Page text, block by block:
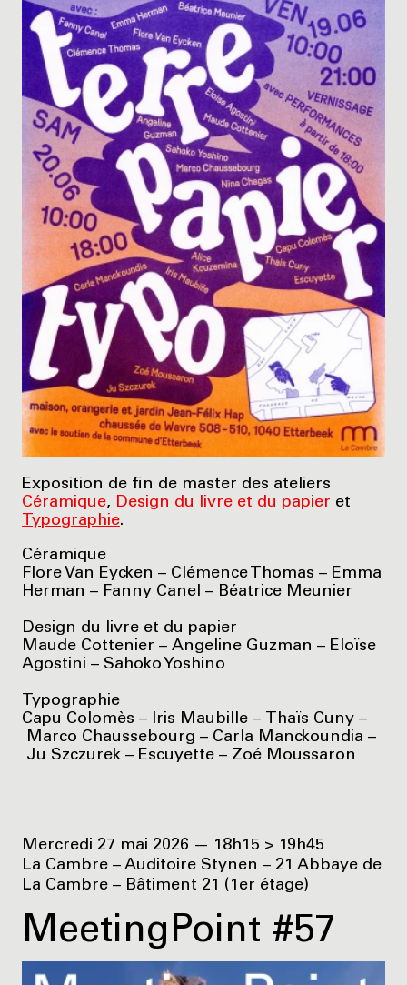
Exposition de fin de master des ateliers
Céramique, Design du livre et du papier et
Typographie.
Céramique
Flore Van Eycken – Clémence Thomas – Emma
Herman – Fanny Canel – Béatrice Meunier
Design du livre et du papier
Maude Cottenier – Angeline Guzman – Eloïse
Agostini – Sahoko Yoshino
Typographie
Capu Colomès – Iris Maubille – Thaïs Cuny –
Marco Chaussebourg – Carla Manckoundia –
Ju Szczurek – Escuyette – Zoé Moussaron
Mercredi 27 mai 2026 — 18h15 > 19h45
La Cambre – Auditoire Stynen – 21 Abbaye de
La Cambre – Bâtiment 21 (1er étage)
MeetingPoint #57